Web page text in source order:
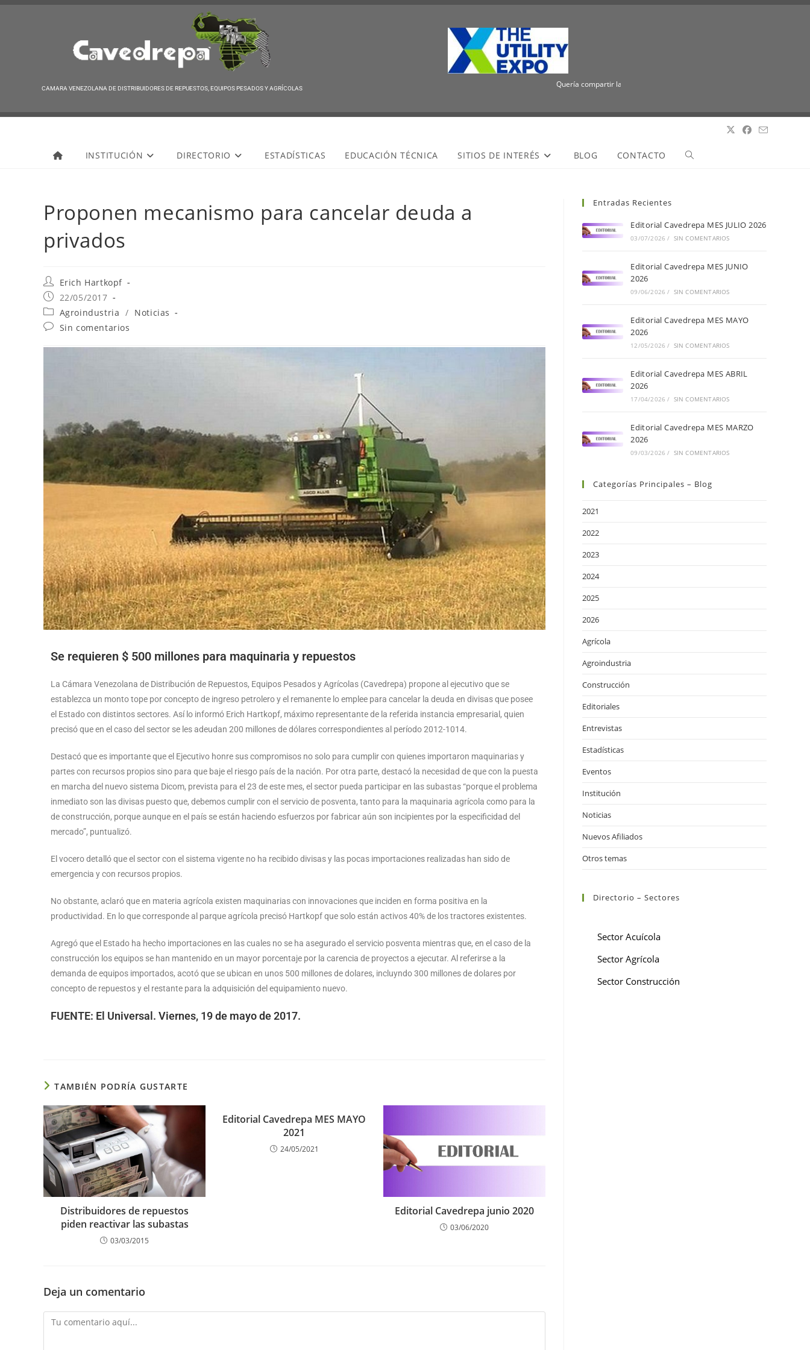
CAMARA VENEZOLANA DE DISTRIBUIDORES DE REPUESTOS, EQUIPOS PESADOS Y AGRÍCOLAS Quería compartir la emocionante noticia de que ICUEE tiene un nuevo
INSTITUCIÓN DIRECTORIO ESTADÍSTICAS EDUCACIÓN TÉCNICA SITIOS DE INTERÉS BLOG CONTACTO
Proponen mecanismo para cancelar deuda a
privados
Erich Hartkopf
22/05/2017
Agroindustria / Noticias
Sin comentarios
Se requieren $ 500 millones para maquinaria y repuestos
La Cámara Venezolana de Distribución de Repuestos, Equipos Pesados y Agrícolas (Cavedrepa) propone al ejecutivo que se
establezca un monto tope por concepto de ingreso petrolero y el remanente lo emplee para cancelar la deuda en divisas que posee
el Estado con distintos sectores. Así lo informó Erich Hartkopf, máximo representante de la referida instancia empresarial, quien
precisó que en el caso del sector se les adeudan 200 millones de dólares correspondientes al período 2012-1014.
Destacó que es importante que el Ejecutivo honre sus compromisos no solo para cumplir con quienes importaron maquinarias y
partes con recursos propios sino para que baje el riesgo país de la nación. Por otra parte, destacó la necesidad de que con la puesta
en marcha del nuevo sistema Dicom, prevista para el 23 de este mes, el sector pueda participar en las subastas “porque el problema
inmediato son las divisas puesto que, debemos cumplir con el servicio de posventa, tanto para la maquinaria agrícola como para la
de construcción, porque aunque en el país se están haciendo esfuerzos por fabricar aún son incipientes por la especificidad del
mercado”, puntualizó.
El vocero detalló que el sector con el sistema vigente no ha recibido divisas y las pocas importaciones realizadas han sido de
emergencia y con recursos propios.
No obstante, aclaró que en materia agrícola existen maquinarias con innovaciones que inciden en forma positiva en la
productividad. En lo que corresponde al parque agrícola precisó Hartkopf que solo están activos 40% de los tractores existentes.
Agregó que el Estado ha hecho importaciones en las cuales no se ha asegurado el servicio posventa mientras que, en el caso de la
construcción los equipos se han mantenido en un mayor porcentaje por la carencia de proyectos a ejecutar. Al referirse a la
demanda de equipos importados, acotó que se ubican en unos 500 millones de dolares, incluyndo 300 millones de dolares por
concepto de repuestos y el restante para la adquisición del equipamiento nuevo.
FUENTE: El Universal. Viernes, 19 de mayo de 2017.
TAMBIÉN PODRÍA GUSTARTE
Distribuidores de repuestos
piden reactivar las subastas
03/03/2015
Editorial Cavedrepa MES MAYO
2021
24/05/2021
Editorial Cavedrepa junio 2020
03/06/2020
Deja un comentario
Entradas Recientes
Editorial Cavedrepa MES JULIO 2026
03/07/2026 / SIN COMENTARIOS
Editorial Cavedrepa MES JUNIO
2026
09/06/2026 / SIN COMENTARIOS
Editorial Cavedrepa MES MAYO
2026
12/05/2026 / SIN COMENTARIOS
Editorial Cavedrepa MES ABRIL
2026
17/04/2026 / SIN COMENTARIOS
Editorial Cavedrepa MES MARZO
2026
09/03/2026 / SIN COMENTARIOS
Categorías Principales – Blog
2021
2022
2023
2024
2025
2026
Agrícola
Agroindustria
Construcción
Editoriales
Entrevistas
Estadísticas
Eventos
Institución
Noticias
Nuevos Afiliados
Otros temas
Directorio – Sectores
Sector Acuícola
Sector Agrícola
Sector Construcción